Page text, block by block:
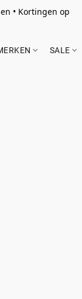
• Kortingen op
SALE